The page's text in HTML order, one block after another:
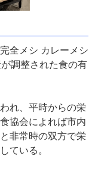
全メシ カレーメシ
調整された食の有
れ、平時からの栄
協会によれば市内
非常時の双方で栄
ている。